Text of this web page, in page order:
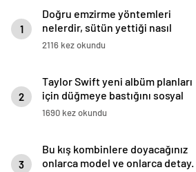
1
Doğru emzirme yöntemleri
nelerdir, sütün yettiği nasıl
anlaşılır?
2116 kez okundu
2
Taylor Swift yeni albüm planları
için düğmeye bastığını sosyal
medyadan duyurdu!
1690 kez okundu
3
Bu kış kombinlere doyacağınız
onlarca model ve onlarca detay.